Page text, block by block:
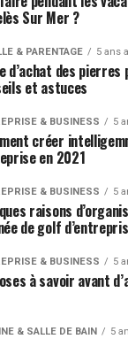
Sur Mer ?
& PARENTAGE 5 ans
d’achat des
et astuces
& BUSINESS 5
créer
en 2021
& BUSINESS 5
raisons
de golf
& BUSINESS 5
à savoir avant
& SALLE DE BAIN 5